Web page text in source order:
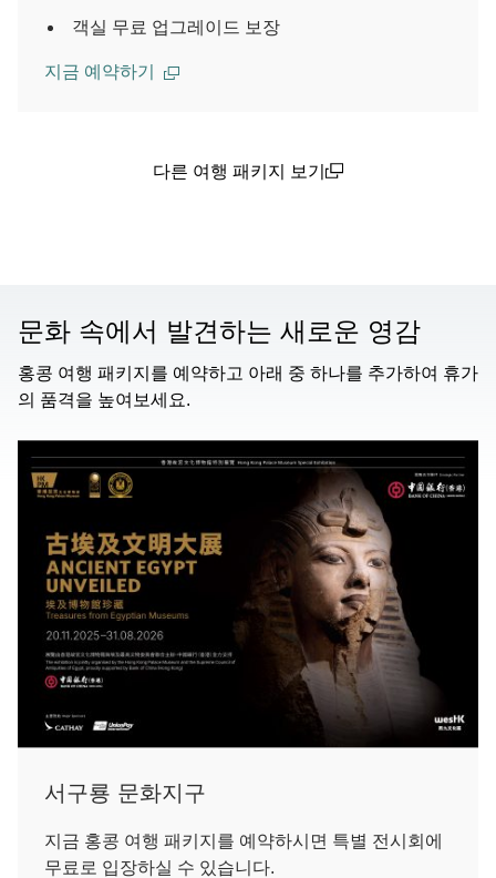
객실 무료 업그레이드 보장
지금 예약하기
다른 여행 패키지 보기
문화 속에서 발견하는 새로운 영감
홍콩 여행 패키지를 예약하고 아래 중 하나를 추가하여 휴가
의 품격을 높여보세요.
서구룡 문화지구
지금 홍콩 여행 패키지를 예약하시면 특별 전시회에
무료로 입장하실 수 있습니다.